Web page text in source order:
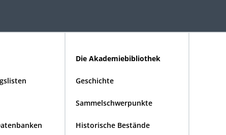
Die Akademiebibliothek
Geschichte
Sammelschwerpunkte
Historische Bestände